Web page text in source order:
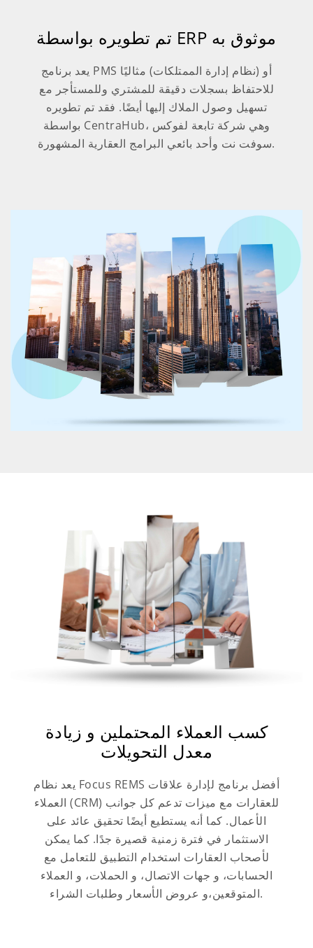
تم تطويره بواسطة ERP موثوق به
يعد برنامج PMS أو (نظام إدارة الممتلكات) مثاليًا
للاحتفاظ بسجلات دقيقة للمشتري وللمستأجر مع
تسهيل وصول الملاك إليها أيضًا. فقد تم تطويره
بواسطة CentraHub، وهي شركة تابعة لفوكس
سوفت نت وأحد بائعي البرامج العقارية المشهورة.
كسب العملاء المحتملين و زيادة
معدل التحويلات
يعد نظام Focus REMS أفضل برنامج لإدارة علاقات
العملاء (CRM) للعقارات مع ميزات تدعم كل جوانب
الأعمال. كما أنه يستطيع أيضًا تحقيق عائد على
الاستثمار في فترة زمنية قصيرة جدًا. كما يمكن
لأصحاب العقارات استخدام التطبيق للتعامل مع
الحسابات، و جهات الاتصال، و الحملات، و العملاء
المتوقعين،و عروض الأسعار وطلبات الشراء.